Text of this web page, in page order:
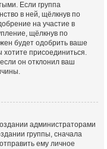
Если группа
в ней, щёлкнув по
на участие в
щёлкнув по
будет одобрить ваше
хотите присоединиться.
он отклонил ваш
администраторами
группы, сначала
ему личное